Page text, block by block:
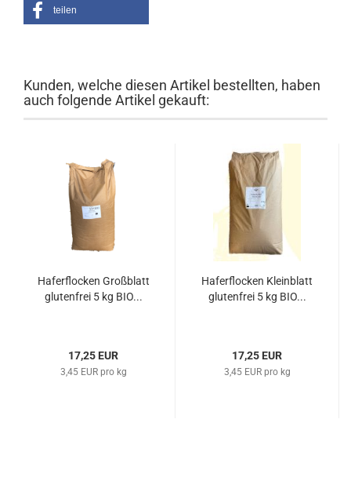
teilen
Kunden, welche diesen Artikel bestellten, haben
auch folgende Artikel gekauft:
Haferflocken Großblatt
glutenfrei 5 kg BIO...
17,25 EUR
3,45 EUR pro kg
Haferflocken Kleinblatt
glutenfrei 5 kg BIO...
17,25 EUR
3,45 EUR pro kg